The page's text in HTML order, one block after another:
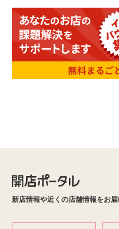
新店情報や近くの店舗情報をお